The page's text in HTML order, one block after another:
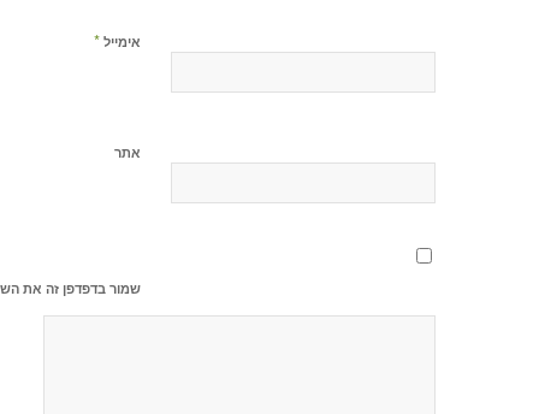
אימייל *
אתר
שמור בדפדפן זה את